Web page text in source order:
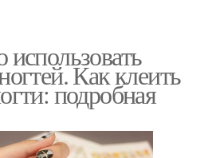
Как клеить
подробная